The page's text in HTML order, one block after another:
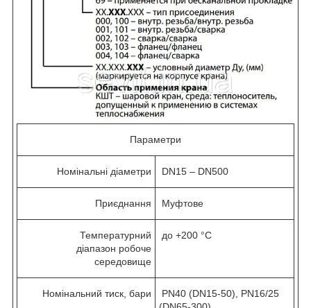
Параметри
Номінальні діаметри DN15 – DN500
Приєднання Муфтове
Температурний
діапазон робоче
середовище
до +200 °C
Номінальний тиск, бари
PN40 (DN15-50), PN16/25